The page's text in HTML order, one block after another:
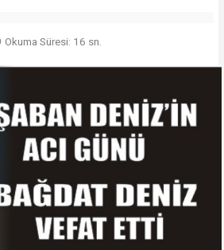
Okuma Süresi: 16 sn.